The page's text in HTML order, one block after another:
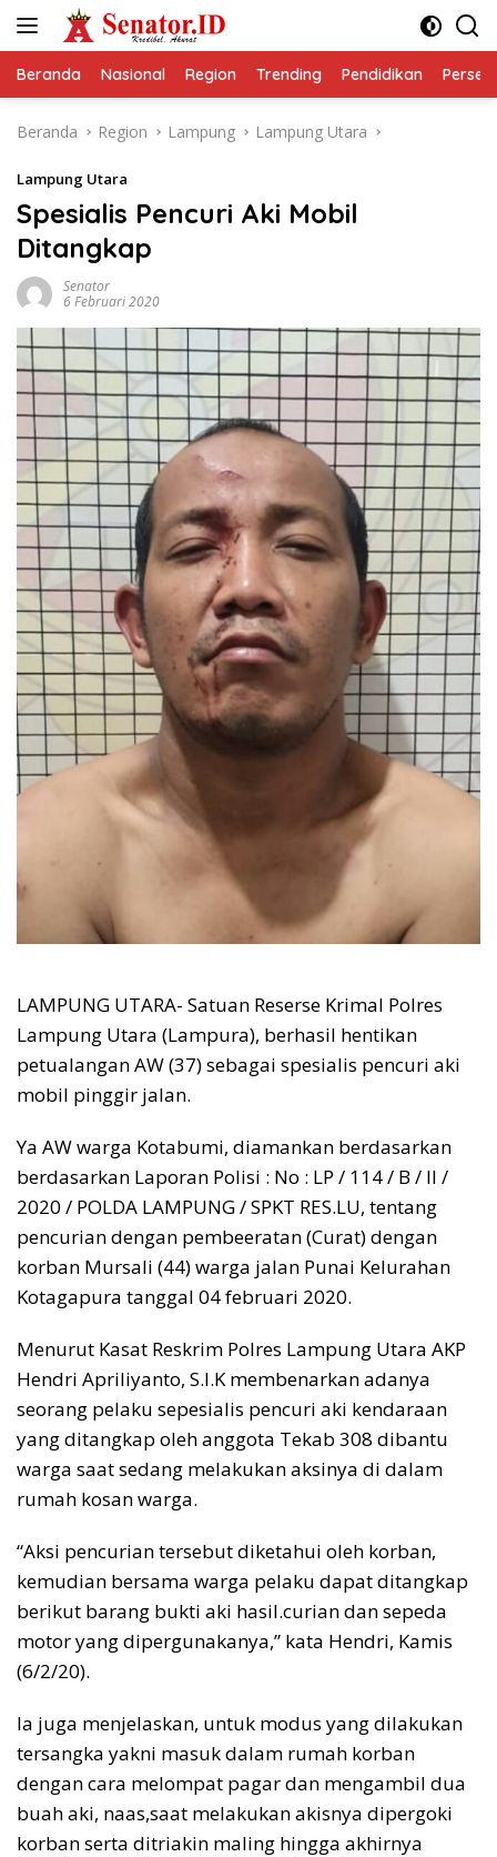
Beranda Nasional Region Trending Pendidikan
Beranda Region Lampung Lampung Utara
Lampung Utara
Spesialis Pencuri Aki Mobil
Ditangkap
Senator
6 Februari 2020
LAMPUNG UTARA- Satuan Reserse Krimal Polres
Lampung Utara (Lampura), berhasil hentikan
petualangan AW (37) sebagai spesialis pencuri aki
mobil pinggir jalan.
Ya AW warga Kotabumi, diamankan berdasarkan
berdasarkan Laporan Polisi : No : LP / 114 / B / II /
2020 / POLDA LAMPUNG / SPKT RES.LU, tentang
pencurian dengan pembeeratan (Curat) dengan
korban Mursali (44) warga jalan Punai Kelurahan
Kotagapura tanggal 04 februari 2020.
Menurut Kasat Reskrim Polres Lampung Utara AKP
Hendri Apriliyanto, S.I.K membenarkan adanya
seorang pelaku sepesialis pencuri aki kendaraan
yang ditangkap oleh anggota Tekab 308 dibantu
warga saat sedang melakukan aksinya di dalam
rumah kosan warga.
“Aksi pencurian tersebut diketahui oleh korban,
kemudian bersama warga pelaku dapat ditangkap
berikut barang bukti aki hasil.curian dan sepeda
motor yang dipergunakanya,” kata Hendri, Kamis
(6/2/20).
Ia juga menjelaskan, untuk modus yang dilakukan
tersangka yakni masuk dalam rumah korban
dengan cara melompat pagar dan mengambil dua
buah aki, naas,saat melakukan akisnya dipergoki
korban serta ditriakin maling hingga akhirnya